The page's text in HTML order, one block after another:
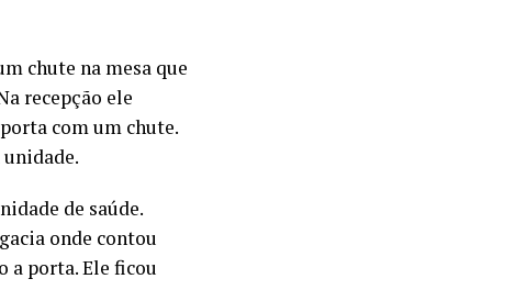
chute na mesa que
recepção ele
com um chute.
de saúde.
onde contou
a porta. Ele ficou